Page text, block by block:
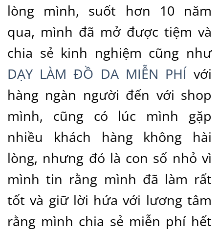
lòng mình, suốt hơn 10 năm
qua, mình đã mở được tiệm và
chia sẻ kinh nghiệm cũng như
DẠY LÀM ĐỒ DA MIỄN PHÍ với
hàng ngàn người đến với shop
mình, cũng có lúc mình gặp
nhiều khách hàng không hài
lòng, nhưng đó là con số nhỏ vì
mình tin rằng mình đã làm rất
tốt và giữ lời hứa với lương tâm
rằng mình chia sẻ miễn phí hết